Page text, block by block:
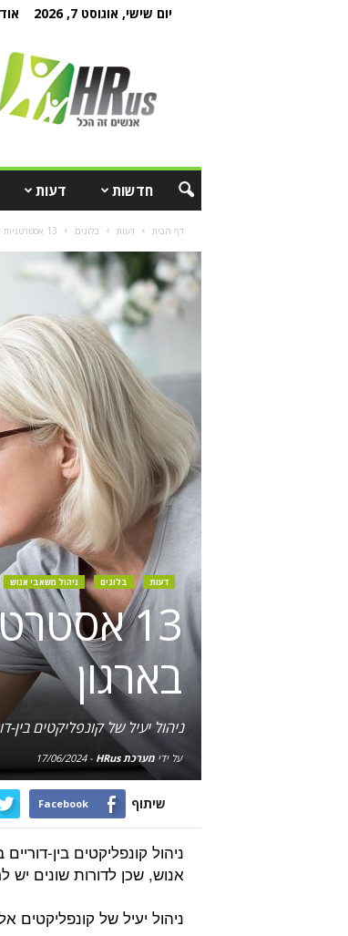
יום שישי, אוגוסט 7, 2026
חדשות דעות
דף הבית דעות בלוגים 13 אסטרטגיות להתמודדות עם קונפליקטים בין-דוריים בארגון
דעות בלוגים ניהול משאבי אנוש
13
בארגון
ניהול יעיל של קונפליקטים בין-
על ידימערכת HRus -
17/06/2024
שיתוף Facebook
ניהול קונפליקטים בין-
אנוש, שכן לדורות שונים
ניהול יעיל של קונפליקטים